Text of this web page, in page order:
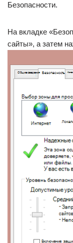
Безопасности.
На вкладке
сайты», а затем